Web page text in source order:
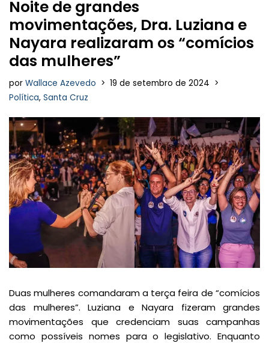
Noite de grandes
movimentações, Dra. Luziana e
Nayara realizaram os “comícios
das mulheres”
por Wallace Azevedo
19 de setembro de 2024
Política, Santa Cruz
Duas mulheres comandaram a terça feira de “comícios
das mulheres”. Luziana e Nayara fizeram grandes
movimentações que credenciam suas campanhas
como possíveis nomes para o legislativo. Enquanto